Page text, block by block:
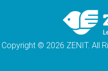
Philippines:
Calapan
Copyright © 2026 ZENIT. All